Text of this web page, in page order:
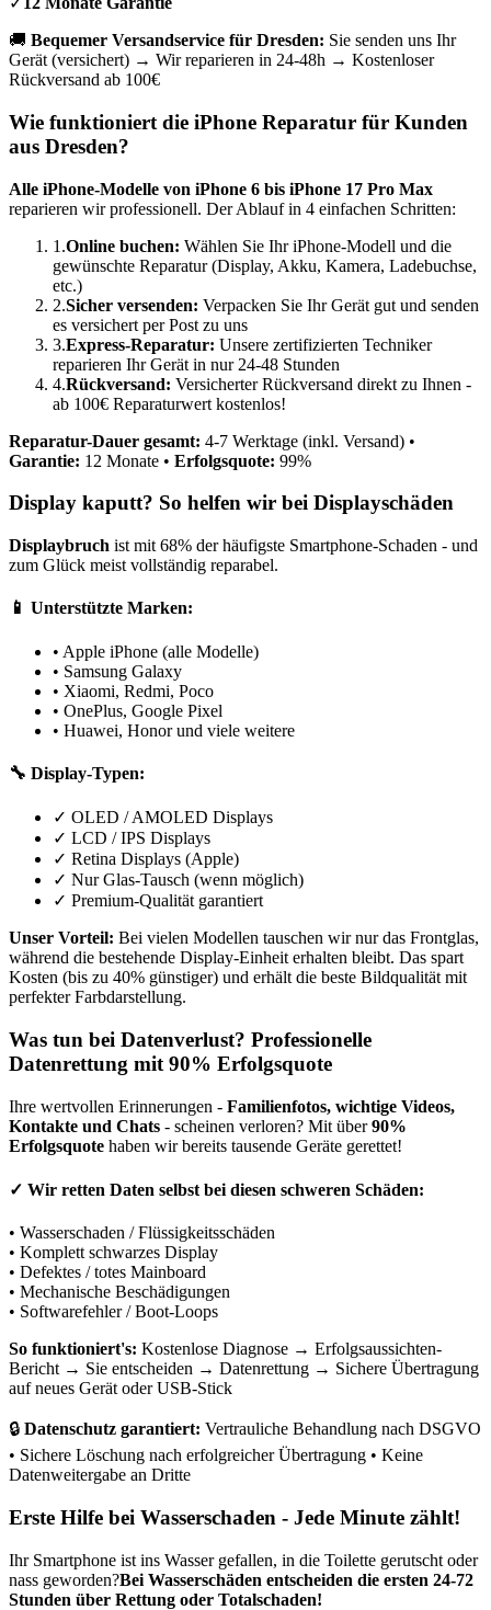
🚚 Bequemer Versandservice für Dresden: Sie senden uns Ihr
Gerät (versichert) → Wir reparieren in 24-48h → Kostenloser
Rückversand ab 100€
Wie funktioniert die iPhone Reparatur für Kunden
aus Dresden?
Alle iPhone-Modelle von iPhone 6 bis iPhone 17 Pro Max
reparieren wir professionell. Der Ablauf in 4 einfachen Schritten:
1.Online buchen: Wählen Sie Ihr iPhone-Modell und die
gewünschte Reparatur (Display, Akku, Kamera, Ladebuchse,
etc.)
2.Sicher versenden: Verpacken Sie Ihr Gerät gut und senden
es versichert per Post zu uns
3.Express-Reparatur: Unsere zertifizierten Techniker
reparieren Ihr Gerät in nur 24-48 Stunden
4.Rückversand: Versicherter Rückversand direkt zu Ihnen -
ab 100€ Reparaturwert kostenlos!
Reparatur-Dauer gesamt: 4-7 Werktage (inkl. Versand) •
Garantie: 12 Monate • Erfolgsquote: 99%
Display kaputt? So helfen wir bei Displayschäden
Displaybruch ist mit 68% der häufigste Smartphone-Schaden - und
zum Glück meist vollständig reparabel.
📱 Unterstützte Marken:
• Apple iPhone (alle Modelle)
• Samsung Galaxy
• Xiaomi, Redmi, Poco
• OnePlus, Google Pixel
• Huawei, Honor und viele weitere
🔧 Display-Typen:
✓ OLED / AMOLED Displays
✓ LCD / IPS Displays
✓ Retina Displays (Apple)
✓ Nur Glas-Tausch (wenn möglich)
✓ Premium-Qualität garantiert
Unser Vorteil: Bei vielen Modellen tauschen wir nur das Frontglas,
während die bestehende Display-Einheit erhalten bleibt. Das spart
Kosten (bis zu 40% günstiger) und erhält die beste Bildqualität mit
perfekter Farbdarstellung.
Was tun bei Datenverlust? Professionelle
Datenrettung mit 90% Erfolgsquote
Ihre wertvollen Erinnerungen - Familienfotos, wichtige Videos,
Kontakte und Chats - scheinen verloren? Mit über90%
Erfolgsquote haben wir bereits tausende Geräte gerettet!
✓ Wir retten Daten selbst bei diesen schweren Schäden:
• Wasserschaden / Flüssigkeitsschäden
• Komplett schwarzes Display
• Defektes / totes Mainboard
• Mechanische Beschädigungen
• Softwarefehler / Boot-Loops
So funktioniert's: Kostenlose Diagnose → Erfolgsaussichten-
Bericht → Sie entscheiden → Datenrettung → Sichere Übertragung
auf neues Gerät oder USB-Stick
🔒 Datenschutz garantiert: Vertrauliche Behandlung nach DSGVO
• Sichere Löschung nach erfolgreicher Übertragung • Keine
Datenweitergabe an Dritte
Erste Hilfe bei Wasserschaden - Jede Minute zählt!
Ihr Smartphone ist ins Wasser gefallen, in die Toilette gerutscht oder
nass geworden?Bei Wasserschäden entscheiden die ersten 24-72
Stunden über Rettung oder Totalschaden!